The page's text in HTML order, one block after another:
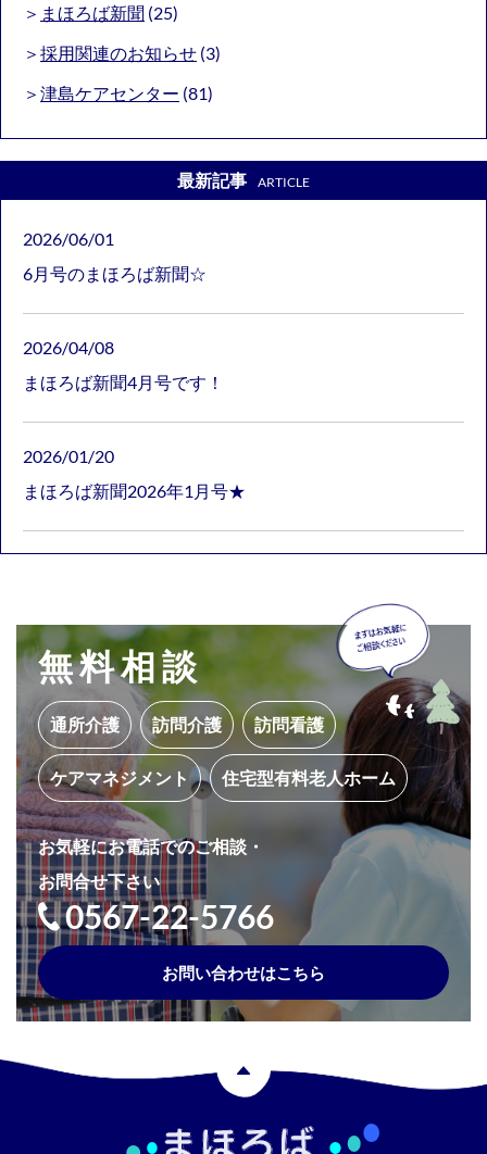
まほろば新聞 (25)
採用関連のお知らせ (3)
津島ケアセンター (81)
最新記事 ARTICLE
2026/06/01
6月号のまほろば新聞☆
2026/04/08
まほろば新聞4月号です！
2026/01/20
まほろば新聞2026年1月号★
無料相談
通所介護 訪問介護 訪問看護
ケアマネジメント 住宅型有料老人ホーム
お気軽にお電話でのご相談・
お問合せ下さい
0567-22-5766
お問い合わせはこちら